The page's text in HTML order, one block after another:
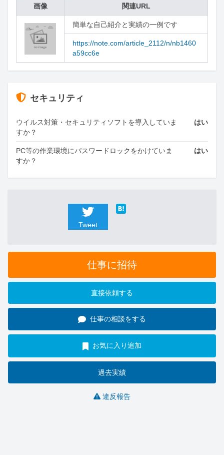
画像 関連URL
簡単な自己紹介と実績の一例です
https://note.com/article_2112/n/nb1460
a59cc6e
セキュリティ
ウイルス対策・セキュリティソフトを導入していま
すか？
はい
PC等の作業環境にパスワードロックをかけていま
すか？
はい
Tweet
仕事に招待
直接依頼する
仕事の相談をする
お気に入り追加
過去実績
違反報告